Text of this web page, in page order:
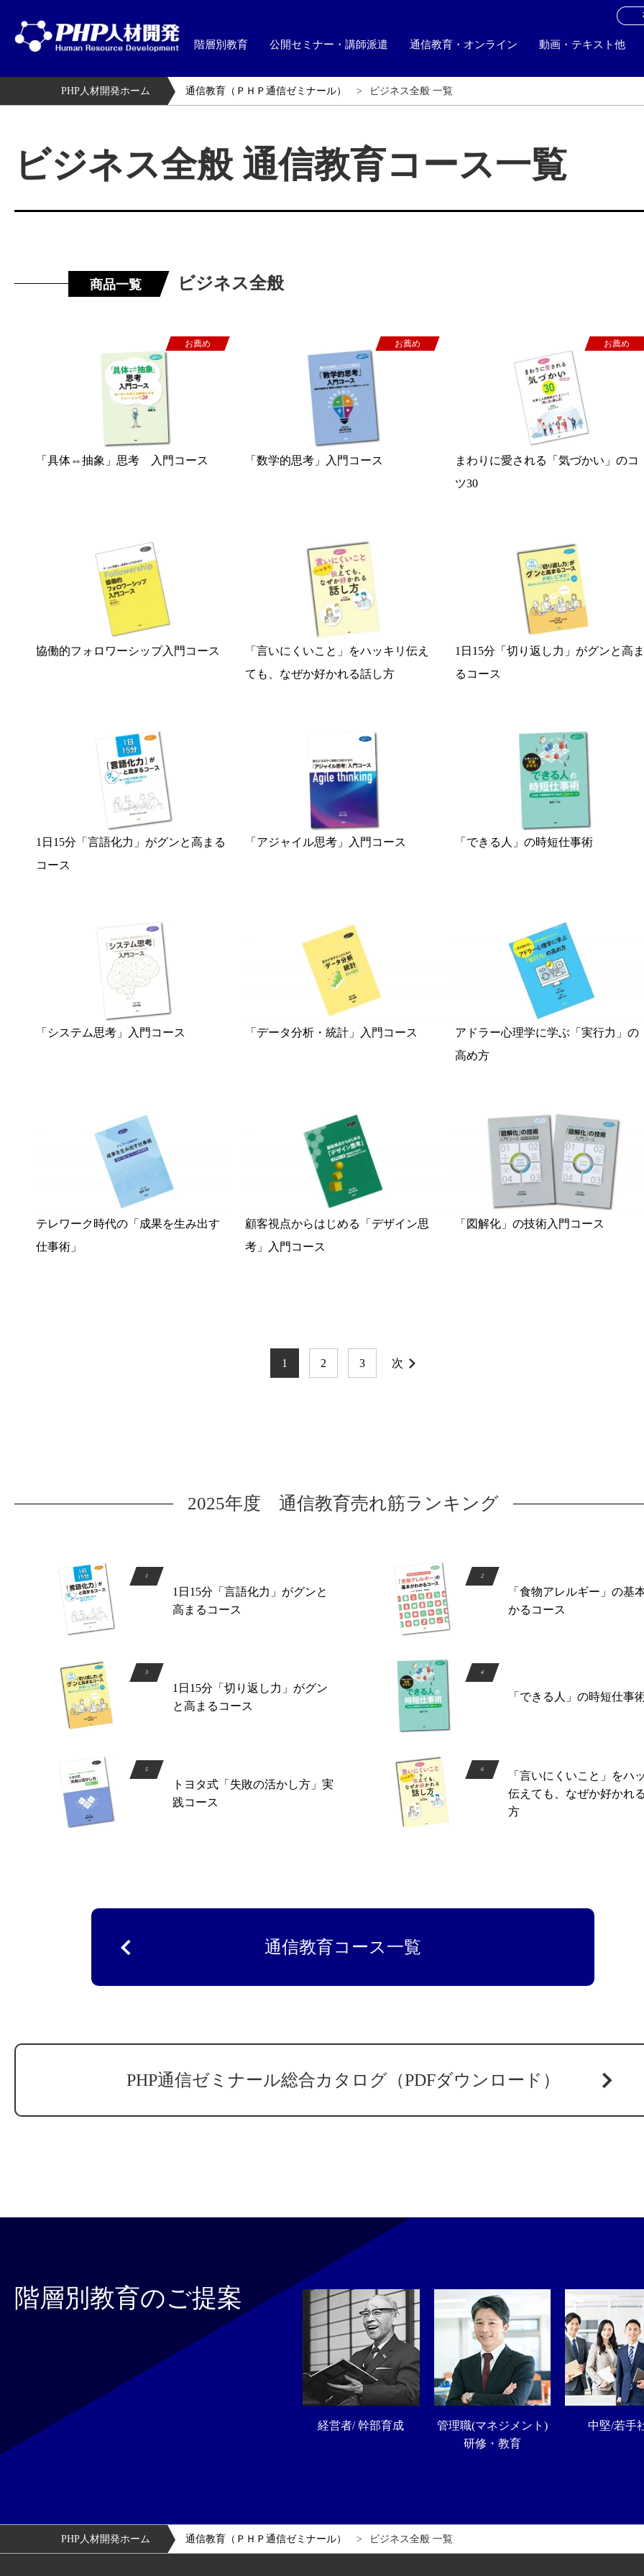
階層別教育 公開セミナー・講師派遣 通信教育・オンライン 動画・テキスト他
PHP人材開発ホーム 通信教育（ＰＨＰ通信ゼミナール） ビジネス全般 一覧
ビジネス全般 通信教育コース一覧
商品一覧 ビジネス全般
お薦め
「具体⇔抽象」思考 入門コース
お薦め
「数学的思考」入門コース
お薦め
まわりに愛される「気づかい」のコ
ツ30
協働的フォロワーシップ入門コース
「言いにくいこと」をハッキリ伝え
ても、なぜか好かれる話し方
1日15分「切り返し力」がグンと高ま
るコース
1日15分「言語化力」がグンと高まる
コース
「アジャイル思考」入門コース 「できる人」の時短仕事術
「システム思考」入門コース 「データ分析・統計」入門コース
アドラー心理学に学ぶ「実行力」の
高め方
テレワーク時代の「成果を生み出す
仕事術」
顧客視点からはじめる「デザイン思
考」入門コース
「図解化」の技術入門コース
1 2 3 次
2025年度 通信教育売れ筋ランキング
1日15分「言語化力」がグンと
高まるコース
「食物アレルギー」の基
かるコース
1日15分「切り返し力」がグン
と高まるコース
「できる人」の時短仕事
トヨタ式「失敗の活かし方」実
践コース
「言いにくいこと」をハ
伝えても、なぜか好かれ
方
通信教育コース一覧
PHP通信ゼミナール総合カタログ（PDFダウンロード）
階層別教育のご提案
経営者/ 幹部育成
管理職(マネジメント)
研修・教育
中堅/若手
PHP人材開発ホーム 通信教育（ＰＨＰ通信ゼミナール） ビジネス全般 一覧